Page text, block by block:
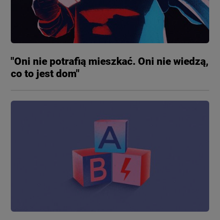
LUBLIN
LUBUSKIE
OLSZTYN
OPOLE
OPINIE
ATAK ROSJI NA UKRAINĘ
SZKŁO KONTAKTOWE
"Oni nie potrafią mieszkać. Oni nie wiedzą,
co to jest dom"